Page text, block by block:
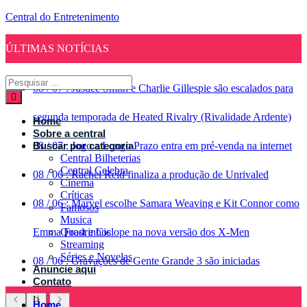
Central do Entretenimento
ÚLTIMAS NOTÍCIAS
08 / 07 : Justice Smith e Charlie Gillespie são escalados para
segunda temporada de Heated Rivalry (Rivalidade Ardente)
08 / 07 : Jogo a Longo Prazo entra em pré-venda na internet
08 / 06 : Rachel Reid finaliza a produção de Unrivaled
08 / 06 : Marvel escolhe Samara Weaving e Kit Connor como
Emma Frost e Ciclope na nova versão dos X-Men
08 / 06 : Gravações de Gente Grande 3 são iniciadas
Home
Sobre a central
Buscar por categoria
Central Bilheterias
Central Celebra
Cinema
Críticas
Famosos
Musica
Quadrinhos
Streaming
Séries e Novelas
Anuncie aqui
Contato
Home